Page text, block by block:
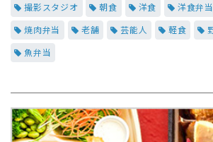
撮影スタジオ
朝食 洋食 洋食弁当
焼肉弁当
老舗 芸能人 軽食
魚弁当